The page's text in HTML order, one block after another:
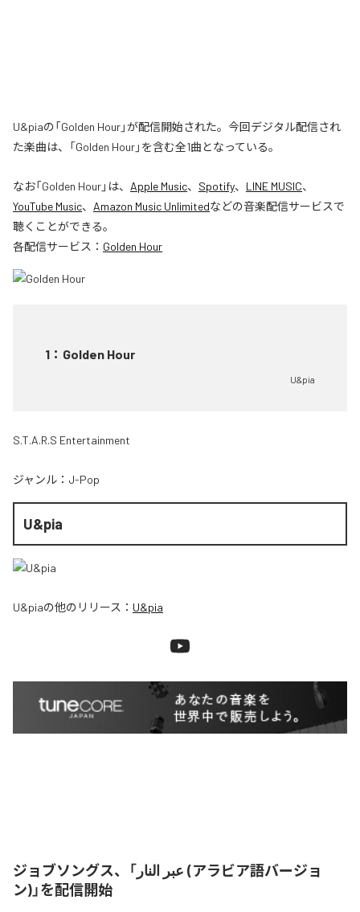
U&piaの「Golden Hour」が配信開始された。今回デジタル配信され
た楽曲は、「Golden Hour」を含む全1曲となっている。
なお「Golden Hour」は、 Apple Music、 Spotify、 LINE MUSIC、
YouTube Music、 Amazon Music Unlimitedなどの音楽配信サービスで
聴くことができる。
各配信サービス： Golden Hour
1 ： Golden Hour
U&pia
S.T.A.R.S Entertainment
ジャンル： J-Pop
U&pia
U&piaの他のリリース： U&pia
ジョブソングス、「عبر النار (アラビア語バージョ
ン)」を配信開始